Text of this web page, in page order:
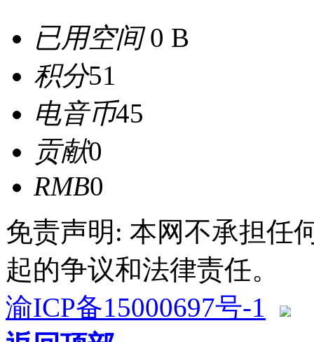
已用空间0 B
积分51
电音币45
贡献0
RMB0
免责声明: 本网不承担任
起的争议和法律责任。
渝ICP备15000697号-1